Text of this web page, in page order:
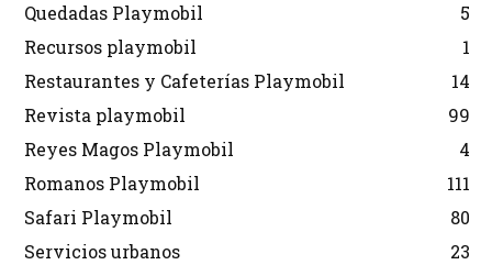
Quedadas Playmobil
5
Recursos playmobil
1
Restaurantes y Cafeterías Playmobil
14
Revista playmobil
99
Reyes Magos Playmobil
4
Romanos Playmobil
111
Safari Playmobil
80
Servicios urbanos
23